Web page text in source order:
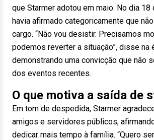
que Starmer adotou em maio. No dia
havia afirmado categoricamente que
cargo. “Não vou desistir. Precisamos
podemos reverter a situação”, disse na
demonstrando uma convicção que não
dos eventos recentes.
O que motiva a saída de
Em tom de despedida, Starmer
amigos e servidores públicos,
dedicar mais tempo à família. “Quero